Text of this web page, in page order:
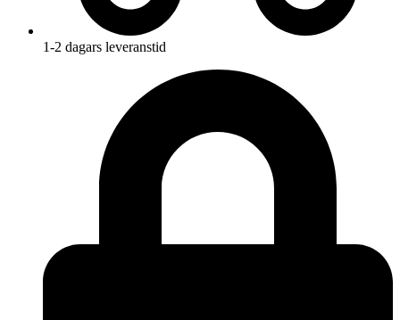
1-2 dagars leveranstid